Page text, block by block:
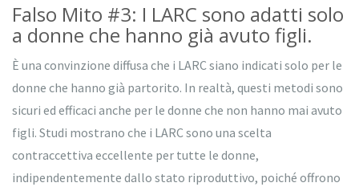
Falso Mito #3: I LARC sono adatti solo
a donne che hanno già avuto figli.
È una convinzione diffusa che i LARC siano indicati solo per le
donne che hanno già partorito. In realtà, questi metodi sono
sicuri ed efficaci anche per le donne che non hanno mai avuto
figli. Studi mostrano che i LARC sono una scelta
contraccettiva eccellente per tutte le donne,
indipendentemente dallo stato riproduttivo, poiché offrono